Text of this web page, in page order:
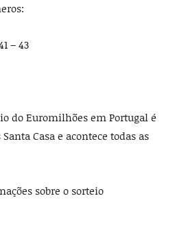
– 43
do Euromilhões em Portugal é
Casa e acontece todas as
sobre o sorteio